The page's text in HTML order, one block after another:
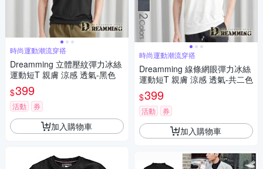
時尚運動潮流穿搭
Dreamming 立體壓紋彈力冰絲
運動短T 親膚 涼感 透氣-黑色
$399
活動 券
加入購物車
時尚運動潮流穿搭
Dreamming 線條網眼彈力冰絲
運動短T 親膚 涼感 透氣-共二色
$399
活動 券
加入購物車